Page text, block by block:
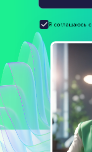
Я соглашаюсь с